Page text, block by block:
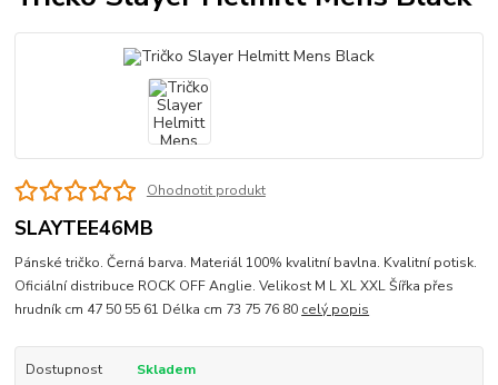
Ohodnotit produkt
SLAYTEE46MB
Pánské tričko. Černá barva. Materiál 100% kvalitní bavlna. Kvalitní potisk.
Oficiální distribuce ROCK OFF Anglie. Velikost M L XL XXL Šířka přes
hrudník cm 47 50 55 61 Délka cm 73 75 76 80 celý popis
Dostupnost
Skladem